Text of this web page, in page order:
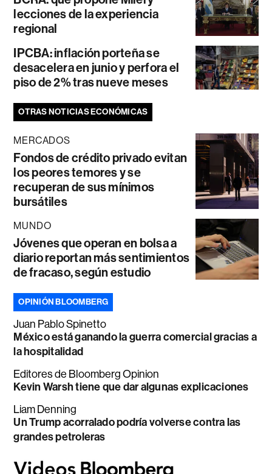
lecciones de la experiencia
regional
IPCBA: inflación porteña se
desacelera en junio y perfora el
piso de 2% tras nueve meses
OTRAS NOTICIAS ECONÓMICAS
MERCADOS
Fondos de crédito privado evitan
los peores temores y se
recuperan de sus mínimos
bursátiles
MUNDO
Jóvenes que operan en bolsa a
diario reportan más sentimientos
de fracaso, según estudio
OPINIÓN BLOOMBERG
Juan Pablo Spinetto
México está ganando la guerra comercial gracias a
la hospitalidad
Editores de Bloomberg Opinion
Kevin Warsh tiene que dar algunas explicaciones
Liam Denning
Un Trump acorralado podría volverse contra las
grandes petroleras